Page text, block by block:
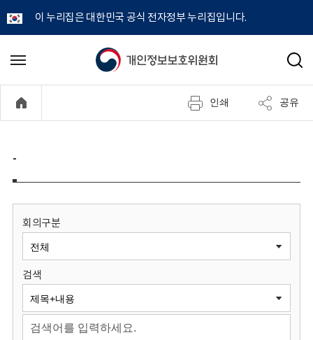
이 누리집은 대한민국 공식 전자정부 누리집입니다.
개
정
보
원
회
메
기
검
인쇄 공유
-
회의구분
검색